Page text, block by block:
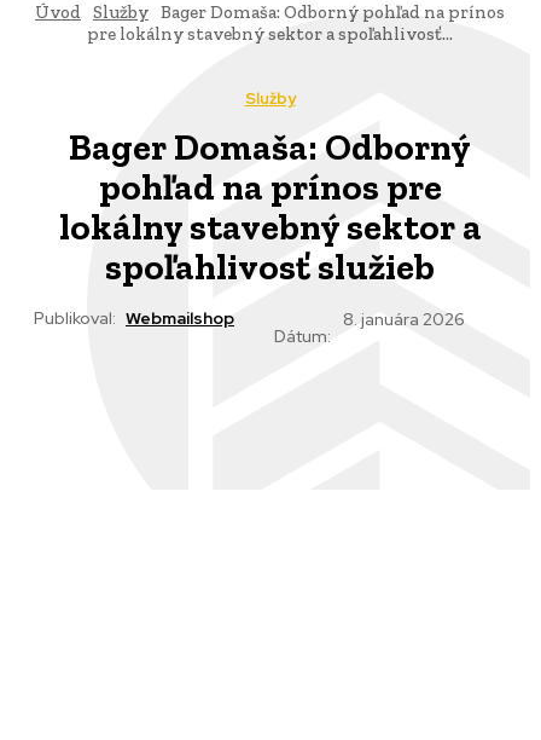
Úvod Služby Bager Domaša: Odborný pohľad na prínos
pre lokálny stavebný sektor a spoľahlivosť...
Služby
Bager Domaša: Odborný
pohľad na prínos pre
lokálny stavebný sektor a
spoľahlivosť služieb
Publikoval: Webmailshop
Dátum:
8. januára 2026